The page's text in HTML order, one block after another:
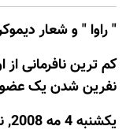
" راوا " و شعار
کم ترین نافرمانی
نفرین شدن یک
يكشنبه 4 مه 2008, نويسنده: مهدی نیک آیین